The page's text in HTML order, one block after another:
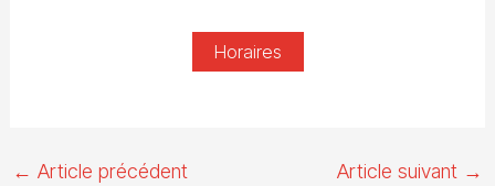
Horaires
← Article précédent Article suivant →